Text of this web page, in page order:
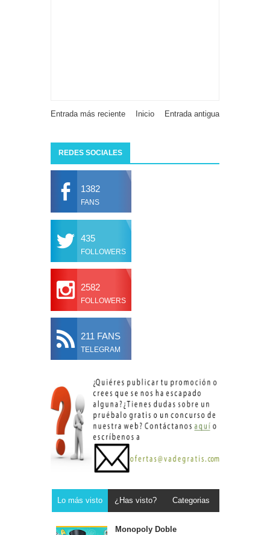
Entrada más reciente Entrada antigua
Inicio
REDES SOCIALES
1382
FANS
435
FOLLOWERS
2582
FOLLOWERS
211 FANS
TELEGRAM
Lo más visto ¿Has visto? Categorias
Monopoly Doble